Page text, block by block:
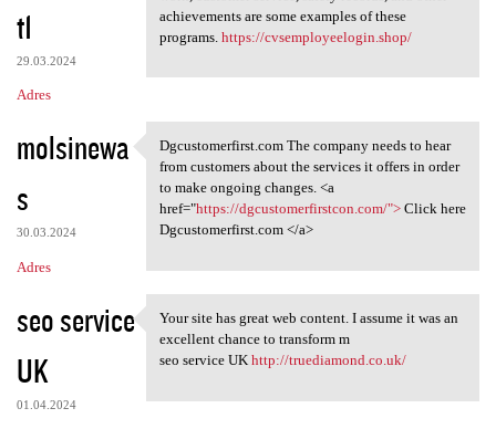
t1
29.03.2024
Adres
achievements are some examples of these
programs. https://cvsemployeelogin.shop/
molsinewa
s
30.03.2024
Adres
Dgcustomerfirst.com The
Dgcustomerfirst.com The company needs to hear
from customers about the services it offers in order
to make ongoing changes. <a
href="https://dgcustomerfirstcon.com/">Click here
Dgcustomerfirst.com </a>
seo service
UK
01.04.2024
Your site has great web
Your site has great web content. I assume it was an
excellent chance to transform m
seo service UK http://truediamond.co.uk/